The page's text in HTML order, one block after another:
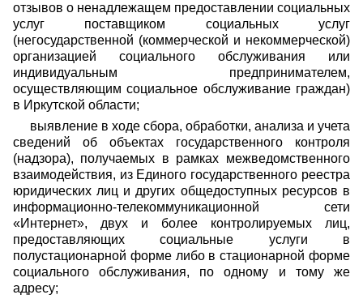
отзывов о ненадлежащем предоставлении социальных
услуг поставщиком социальных услуг
(негосударственной (коммерческой и некоммерческой)
организацией социального обслуживания или
индивидуальным предпринимателем,
осуществляющим социальное обслуживание граждан)
в Иркутской области;
выявление в ходе сбора, обработки, анализа и учета
сведений об объектах государственного контроля
(надзора), получаемых в рамках межведомственного
взаимодействия, из Единого государственного реестра
юридических лиц и других общедоступных ресурсов в
информационно-телекоммуникационной сети
«Интернет», двух и более контролируемых лиц,
предоставляющих социальные услуги в
полустационарной форме либо в стационарной форме
социального обслуживания, по одному и тому же
адресу;